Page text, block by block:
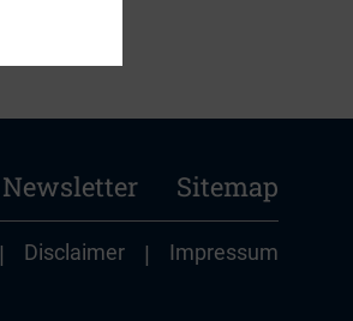
Newsletter Sitemap
| Disclaimer | Impressum